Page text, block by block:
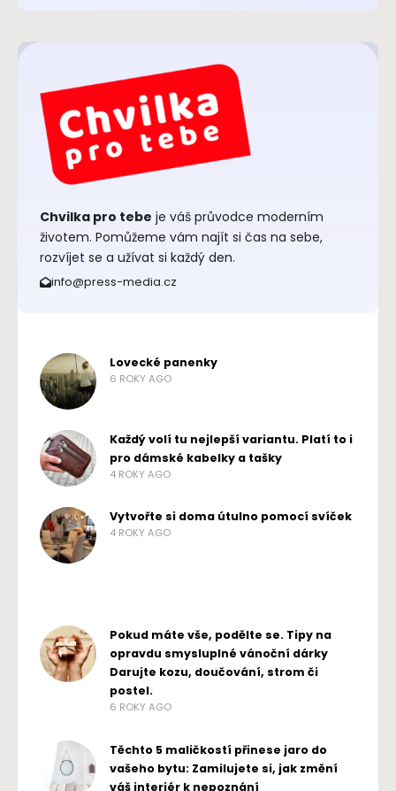
Chvilka pro tebe je váš průvodce moderním
životem. Pomůžeme vám najít si čas na sebe,
rozvíjet se a užívat si každý den.
info@press-media.cz
Lovecké panenky
6 ROKY AGO
Každý volí tu nejlepší variantu. Platí to i
pro dámské kabelky a tašky
4 ROKY AGO
Vytvořte si doma útulno pomocí svíček
4 ROKY AGO
Pokud máte vše, podělte se. Tipy na
opravdu smysluplné vánoční dárky
Darujte kozu, doučování, strom či
postel.
6 ROKY AGO
Těchto 5 maličkostí přinese jaro do
vašeho bytu: Zamilujete si, jak změní
váš interiér k nepoznání